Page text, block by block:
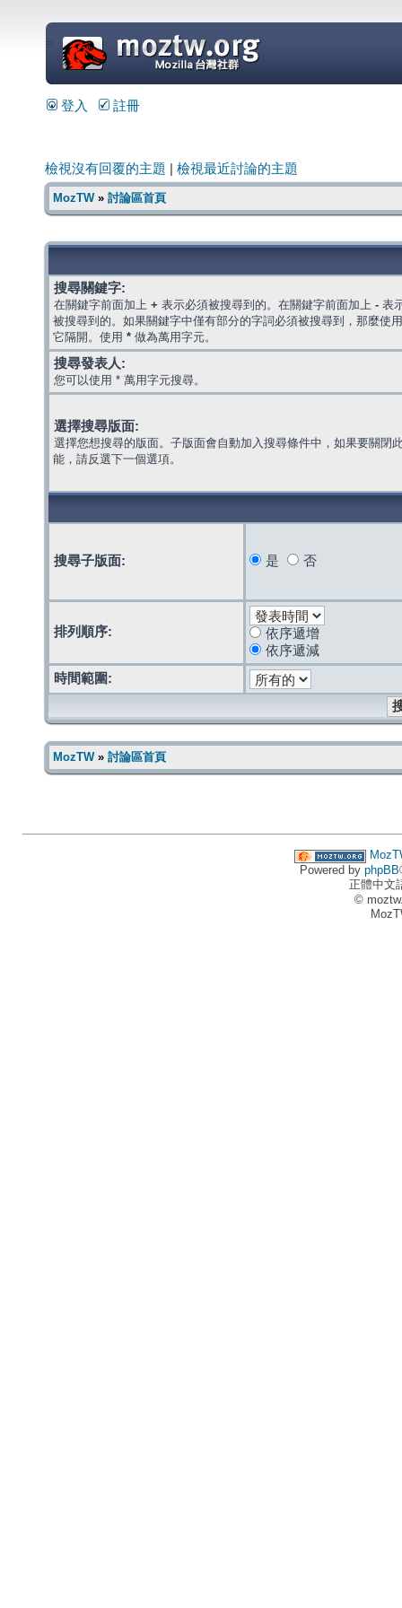
=
登入 註冊
檢視沒有回覆的主題 檢視最近討論的主題
MozTW» 討論區首頁
搜尋關鍵字:
在關鍵字前面加上 + 表示必須被搜尋到的。在關鍵字前面加上 - 表
被搜尋到的。如果關鍵字中僅有部分的字詞必須被搜尋到，那麼使
它隔開。使用 * 做為萬用字元。
搜尋發表人:
您可以使用 * 萬用字元搜尋。
選擇搜尋版面:
選擇您想搜尋的版面。子版面會自動加入搜尋條件中，如果要關閉
能，請反選下一個選項。
搜尋子版面: 是 否
排列順序:
依序遞增
依序遞減
時間範圍:
MozTW» 討論區首頁
Powered by phpBB
正體中文
©